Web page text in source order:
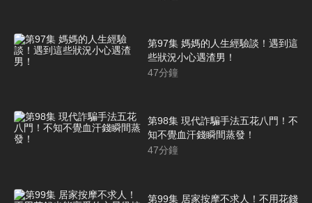
第97集 媽媽的人生經驗談！遇到這
些狀況小心遇渣男！
47分鐘
第98集 現代詐騙手法五花八門！不
知不覺血汗錢瞬間蒸發！
47分鐘
第99集 居家按摩不求人！不用花錢